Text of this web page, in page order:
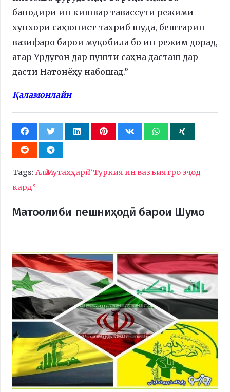
банодири ин кишвар тавассути режими
хунхори саҳюнист тахриб шуда, бештарин
вазифаро барои муқобила бо ин режим дорад,
агар Урдуғон дар пушти саҳна дасташ дар
дасти Натонёҳу набошад.”
Қаламонлайн
Tags: Алӣ Мутаҳҳарӣ: “Туркия ин вазъиятро эҷод
кард”
Матоолиби пешниҳодӣ барои Шумо